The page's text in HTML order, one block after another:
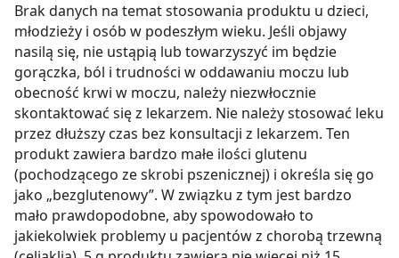
Brak danych na temat stosowania produktu u dzieci,
młodzieży i osób w podeszłym wieku. Jeśli objawy
nasilą się, nie ustąpią lub towarzyszyć im będzie
gorączka, ból i trudności w oddawaniu moczu lub
obecność krwi w moczu, należy niezwłocznie
skontaktować się z lekarzem. Nie należy stosować leku
przez dłuższy czas bez konsultacji z lekarzem. Ten
produkt zawiera bardzo małe ilości glutenu
(pochodzącego ze skrobi pszenicznej) i określa się go
jako „bezglutenowy”. W związku z tym jest bardzo
mało prawdopodobne, aby spowodowało to
jakiekolwiek problemy u pacjentów z chorobą trzewną